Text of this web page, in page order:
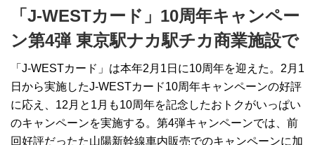
「J-WESTカード」10周年キャンペー
ン第4弾 東京駅ナカ駅チカ商業施設で
「J-WESTカード」は本年2月1日に10周年を迎えた。2月1
日から実施したJ-WESTカード10周年キャンペーンの好評
に応え、12月と1月も10周年を記念したおトクがいっぱい
のキャンペーンを実施する。第4弾キャンペーンでは、前
回好評だったた山陽新幹線車内販売でのキャンペーンに加